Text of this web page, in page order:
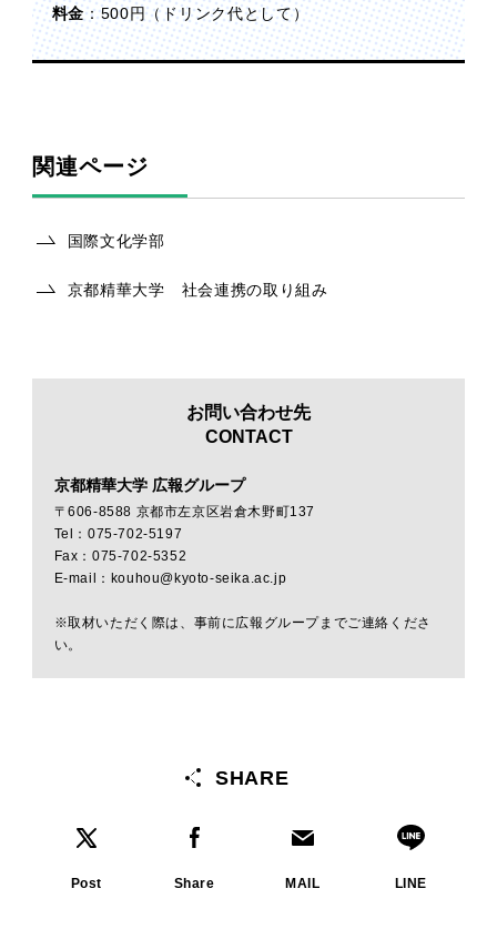
料金：500円（ドリンク代として）
関連ページ
国際文化学部
京都精華大学 社会連携の取り組み
お問い合わせ先
CONTACT
京都精華大学 広報グループ
〒606-8588 京都市左京区岩倉木野町137
Tel：075-702-5197
Fax：075-702-5352
E-mail：kouhou@kyoto-seika.ac.jp
※取材いただく際は、事前に広報グループまでご連絡くださ
い。
SHARE
Post Share MAIL LINE